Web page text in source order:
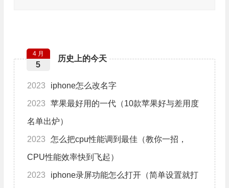
历史上的今天
4 月
5
2023 iphone怎么改名字
2023 苹果最好用的一代（10款苹果好与差用度
名单出炉）
2023 怎么把cpu性能调到最佳（教你一招，
CPU性能效率快到飞起）
2023 iphone录屏功能怎么打开（简单设置就打